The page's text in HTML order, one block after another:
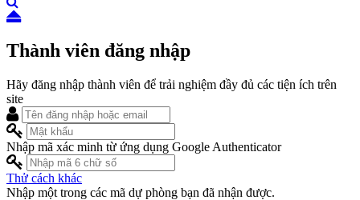
Thành viên đăng nhập
Hãy đăng nhập thành viên để trải nghiệm đầy đủ các tiện ích trên
site
Nhập mã xác minh từ ứng dụng Google Authenticator
Thử cách khác
Nhập một trong các mã dự phòng bạn đã nhận được.